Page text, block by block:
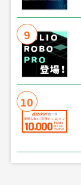
9
10